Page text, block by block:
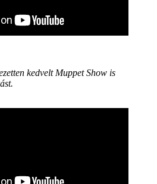
kedvelt Muppet Show is